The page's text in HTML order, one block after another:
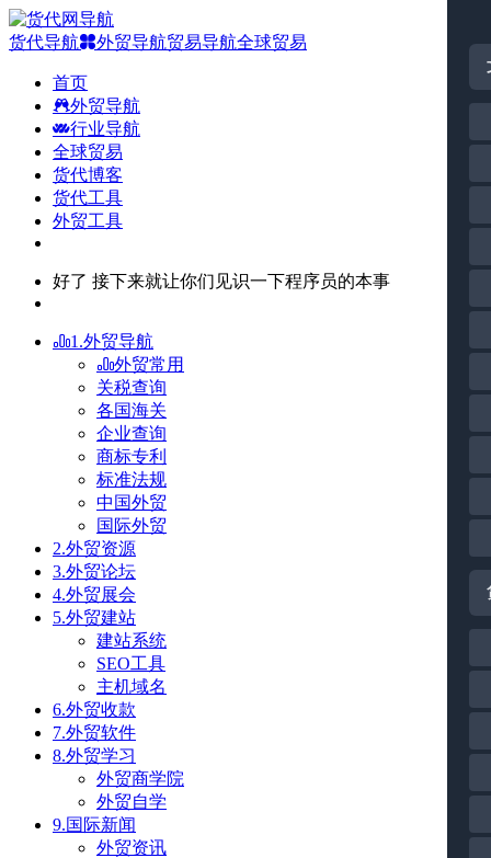
货代导航 外贸导航贸易导航全球贸易
首页
外贸导航
行业导航
全球贸易
货代博客
货代工具
外贸工具
好了 接下来就让你们见识一下程序员的本事
1.外贸导航
外贸常用
关税查询
各国海关
企业查询
商标专利
标准法规
中国外贸
国际外贸
2.外贸资源
3.外贸论坛
4.外贸展会
5.外贸建站
建站系统
SEO工具
主机域名
6.外贸收款
7.外贸软件
8.外贸学习
外贸商学院
外贸自学
9.国际新闻
外贸资讯